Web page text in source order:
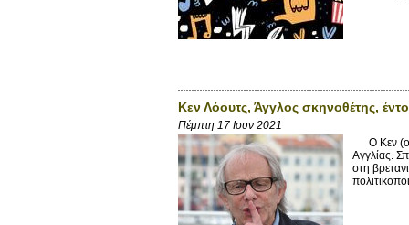
Κεν Λόουτς, Άγγλος σκηνοθέτης,
Πέμπτη 17 Ιουν 2021
Ο Κεν
Αγγλίας.
στη